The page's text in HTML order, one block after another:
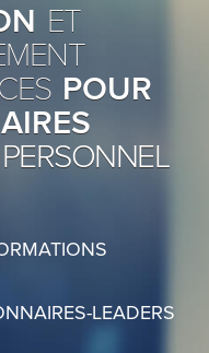
ET
POUR
LEADERS